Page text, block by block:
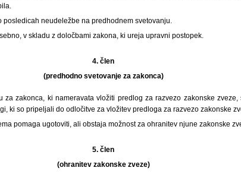
posledicah neudeležbe na predhodnem svetovanju.
v skladu z določbami zakona, ki ureja upravni postopek.
4. člen
(predhodno svetovanje za zakonca)
za zakonca, ki nameravata vložiti predlog za razvezo zakonske
ki so pripeljali do odločitve za vložitev predloga za razvezo zakonske
pomaga ugotoviti, ali obstaja možnost za ohranitev njune zakonske
5. člen
(ohranitev zakonske zveze)